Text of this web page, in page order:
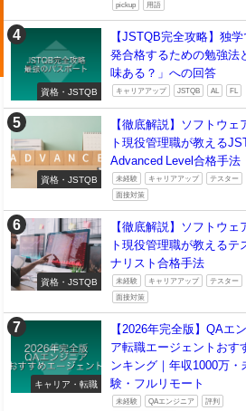
pickup 用語
資格・JSTQB
【JSTQB完全攻略】独
発合格するための勉強法
味ある？」への回答
キャリアアップ JSTQB AL FL
資格・JSTQB
【徹底解説】ソフトウェ
ト現役管理職が教える
Advanced Level合格手法
未経験 キャリアアップ テスター
面接対策
資格・JSTQB
【徹底解説】ソフトウェ
ト現役管理職が教えるテ
ナリスト合格手法
未経験 キャリアアップ テスター
面接対策
キャリア・転職
【2026年完全版】QAエ
ア転職エージェントおす
ンキング｜年収1000万・
験・フルリモート
未経験 QAエンジニア 評判